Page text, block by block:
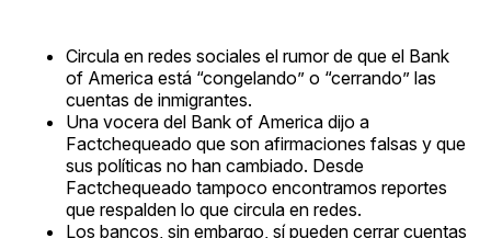
Circula en redes sociales el rumor de que el Bank
of America está “congelando” o “cerrando” las
cuentas de inmigrantes.
Una vocera del Bank of America dijo a
Factchequeado que son afirmaciones falsas y que
sus políticas no han cambiado. Desde
Factchequeado tampoco encontramos reportes
que respalden lo que circula en redes.
Los bancos, sin embargo, sí pueden cerrar cuentas